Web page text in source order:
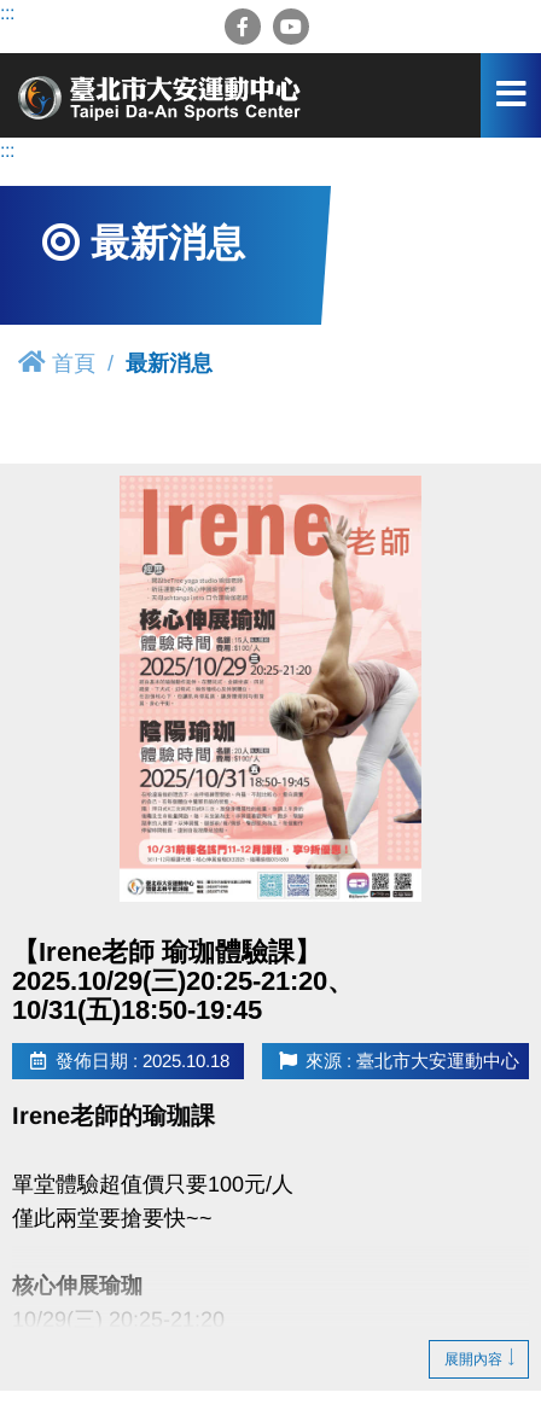
跳
容
:::
:::
最新消息
首頁 最新消息
【Irene老師 瑜珈體驗課】
2025.10/29(三)20:25-21:20、
10/31(五)18:50-19:45
發佈日期 : 2025.10.18 來源 : 臺北市大安運動中心
Irene老師的瑜珈課
單堂體驗超值價只要100元/人
僅此兩堂要搶要快~~
核心伸展瑜珈
10/29(三) 20:25-21:20
展開內容